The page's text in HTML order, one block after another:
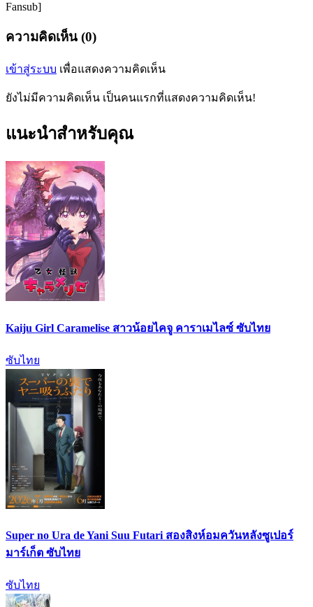
Fansub]
ความคิดเห็น (0)
เข้าสู่ระบบ เพื่อแสดงความคิดเห็น
ยังไม่มีความคิดเห็น เป็นคนแรกที่แสดงความคิดเห็น!
แนะนำสำหรับคุณ
Kaiju Girl Caramelise สาวน้อยไคจู คาราเมไลซ์ ซับไทย
ซับไทย
Super no Ura de Yani Suu Futari สองสิงห์อมควันหลังซูเปอร์
มาร์เก็ต ซับไทย
ซับไทย